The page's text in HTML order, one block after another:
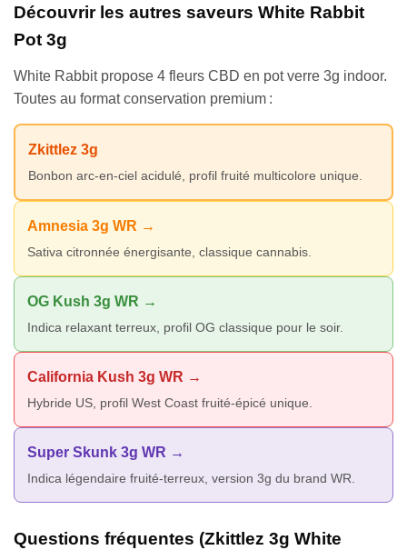
Découvrir les autres saveurs White Rabbit
Pot 3g
White Rabbit propose 4 fleurs CBD en pot verre 3g indoor.
Toutes au format conservation premium :
Zkittlez 3g
Bonbon arc-en-ciel acidulé, profil fruité multicolore unique.
Amnesia 3g WR →
Sativa citronnée énergisante, classique cannabis.
OG Kush 3g WR →
Indica relaxant terreux, profil OG classique pour le soir.
California Kush 3g WR →
Hybride US, profil West Coast fruité-épicé unique.
Super Skunk 3g WR →
Indica légendaire fruité-terreux, version 3g du brand WR.
Questions fréquentes (Zkittlez 3g White